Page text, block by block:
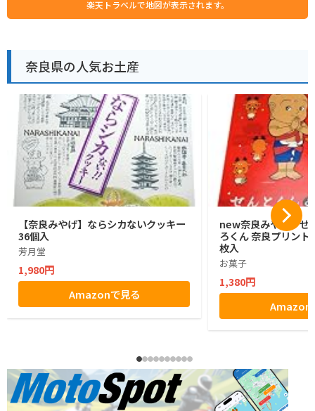
楽天トラベルで地図が表示されます。
奈良県の人気お土産
【奈良みやげ】ならシカないクッキー
36個入
芳月堂
1,980円
Amazonで見る
new奈良みやげ せ
ろくん 奈良プリン
枚入
お菓子
1,380円
Amazon